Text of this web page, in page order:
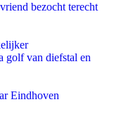
bezocht terecht
golf van diefstal en
Eindhoven